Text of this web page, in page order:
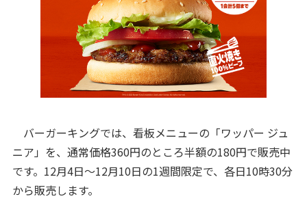
バーガーキングでは、看板メニューの「ワッパー ジュ
ニア」を、通常価格360円のところ半額の180円で販売中
です。12月4日～12月10日の1週間限定で、各日10時30分
から販売します。